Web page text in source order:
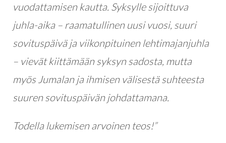
vuodattamisen kautta. Syksylle sijoittuva
juhla-aika – raamatullinen uusi vuosi, suuri
sovituspäivä ja viikonpituinen lehtimajanjuhla
– vievät kiittämään syksyn sadosta, mutta
myös Jumalan ja ihmisen välisestä suhteesta
suuren sovituspäivän johdattamana.
Todella lukemisen arvoinen teos!”